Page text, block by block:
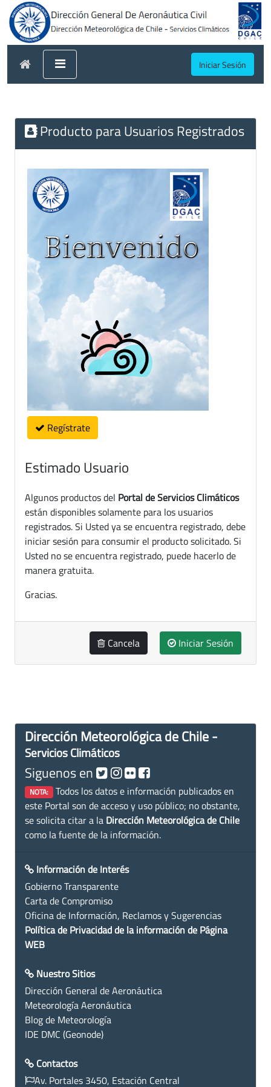
Iniciar Sesión
Producto para Usuarios Registrados
Regístrate
Estimado Usuario
Algunos productos del Portal de Servicios Climáticos
están disponibles solamente para los usuarios
registrados. Si Usted ya se encuentra registrado, debe
iniciar sesión para consumir el producto solicitado. Si
Usted no se encuentra registrado, puede hacerlo de
manera gratuita.
Gracias.
Cancela Iniciar Sesión
Dirección Meteorológica de Chile -
Servicios Climáticos
Siguenos en
NOTA: Todos los datos e información publicados en
este Portal son de acceso y uso público; no obstante,
se solicita citar a la Dirección Meteorológica de Chile
como la fuente de la información.
Información de Interés
Gobierno Transparente
Carta de Compromiso
Oficina de Información, Reclamos y Sugerencias
Política de Privacidad de la información de Página
WEB
Nuestro Sitios
Dirección General de Aeronáutica
Meteorología Aeronáutica
Blog de Meteorología
IDE DMC (Geonode)
Contactos
Av. Portales 3450, Estación Central